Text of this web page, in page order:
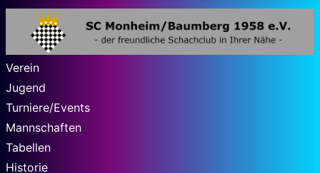
Verein
Jugend
Turniere/Events
Mannschaften
Tabellen
Historie